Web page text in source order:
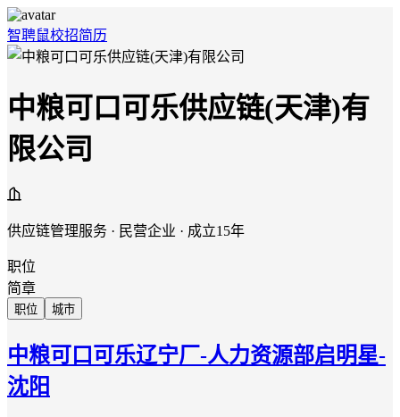
智聘鼠校招简历
中粮可口可乐供应链(天津)有
限公司
供应链管理服务 · 民营企业 · 成立15年
职位
简章
职位 城市
中粮可口可乐辽宁厂-人力资源部启明星-
沈阳